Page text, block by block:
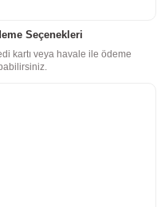
Seçenekleri
kartı veya havale ile ödeme